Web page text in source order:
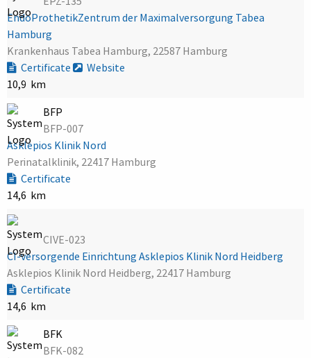
EndoProthetikZentrum der Maximalversorgung Tabea
Hamburg
Krankenhaus Tabea Hamburg, 22587 Hamburg
Certificate
Website
10,9 km
BFP
BFP-007
Asklepios Klinik Nord
Perinatalklinik, 22417 Hamburg
Certificate
14,6 km
CIVE-023
CI-versorgende Einrichtung Asklepios Klinik Nord Heidberg
Asklepios Klinik Nord Heidberg, 22417 Hamburg
Certificate
14,6 km
BFK
BFK-082